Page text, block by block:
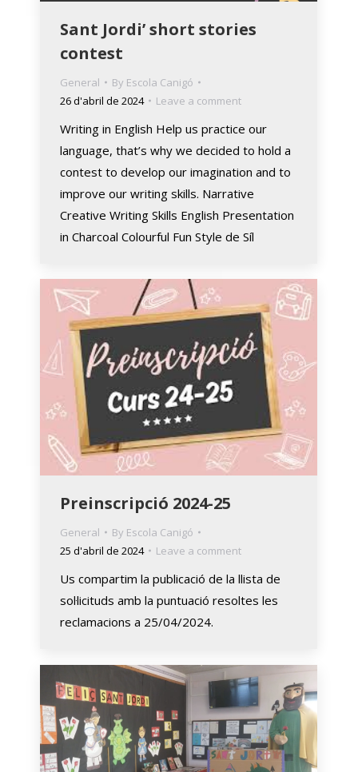
Sant Jordi’ short stories
contest
General By Escola Canigó
26 d'abril de 2024
Leave a comment
Writing in English Help us practice our
language, that’s why we decided to hold a
contest to develop our imagination and to
improve our writing skills. Narrative
Creative Writing Skills English Presentation
in Charcoal Colourful Fun Style de Síl
Preinscripció 2024-25
General By Escola Canigó
25 d'abril de 2024
Leave a comment
Us compartim la publicació de la llista de
sol·licituds amb la puntuació resoltes les
reclamacions a 25/04/2024.